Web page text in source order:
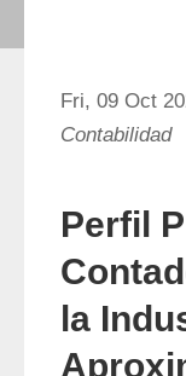
Fri, 09 Oct
Contabilidad
Perfil
la